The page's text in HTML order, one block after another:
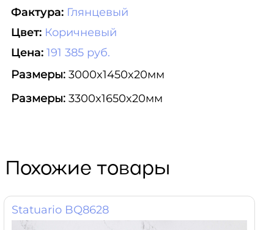
Фактура: Глянцевый
Цвет: Коричневый
Цена: 191 385 руб.
Размеры: 3000x1450x20мм
Размеры: 3300x1650x20мм
Похожие товары
Statuario BQ8628